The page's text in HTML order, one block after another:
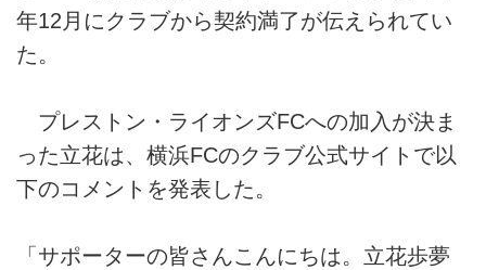
年12月にクラブから契約満了が伝えられてい
た。
プレストン・ライオンズFCへの加入が決ま
った立花は、横浜FCのクラブ公式サイトで以
下のコメントを発表した。
「サポーターの皆さんこんにちは。立花歩夢